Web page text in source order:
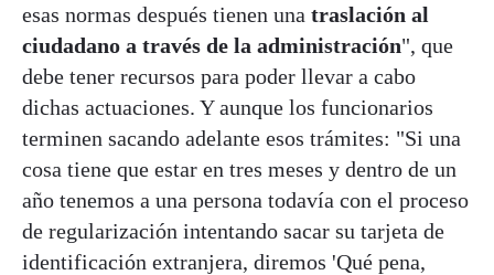
esas normas después tienen una traslación al
ciudadano a través de la administración", que
debe tener recursos para poder llevar a cabo
dichas actuaciones. Y aunque los funcionarios
terminen sacando adelante esos trámites: "Si una
cosa tiene que estar en tres meses y dentro de un
año tenemos a una persona todavía con el proceso
de regularización intentando sacar su tarjeta de
identificación extranjera, diremos 'Qué pena,